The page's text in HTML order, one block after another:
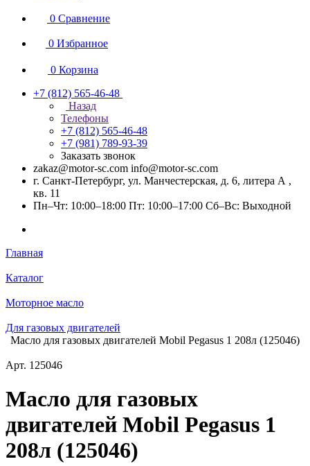
0 Сравнение
0 Избранное
0 Корзина
+7 (812) 565-46-48
Назад
Телефоны
+7 (812) 565-46-48
+7 (981) 789-93-39
Заказать звонок
zakaz@motor-sc.com info@motor-sc.com
г. Санкт-Петербург, ул. Манчестерская, д. 6, литера А ,
кв. 11
Пн–Чт: 10:00–18:00 Пт: 10:00–17:00 Сб–Вс: Выходной
Главная
Каталог
Моторное масло
Для газовых двигателей
Масло для газовых двигателей Mobil Pegasus 1 208л (125046)
Арт. 125046
Масло для газовых
двигателей Mobil Pegasus 1
208л (125046)